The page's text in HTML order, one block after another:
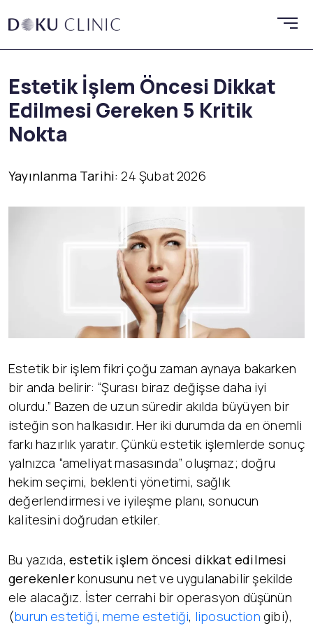
Estetik İşlem Öncesi Dikkat
Edilmesi Gereken 5 Kritik
Nokta
Yayınlanma Tarihi:24 Şubat 2026
Estetik bir işlem fikri çoğu zaman aynaya bakarken
bir anda belirir: “Şurası biraz değişse daha iyi
olurdu.” Bazen de uzun süredir akılda büyüyen bir
isteğin son halkasıdır. Her iki durumda da en önemli
farkı hazırlık yaratır. Çünkü estetik işlemlerde sonuç
yalnızca “ameliyat masasında” oluşmaz; doğru
hekim seçimi, beklenti yönetimi, sağlık
değerlendirmesi ve iyileşme planı, sonucun
kalitesini doğrudan etkiler.
Bu yazıda, estetik işlem öncesi dikkat edilmesi
gerekenlerkonusunu net ve uygulanabilir şekilde
ele alacağız. İster cerrahi bir operasyon düşünün
(burun estetiği,meme estetiği, liposuction gibi),